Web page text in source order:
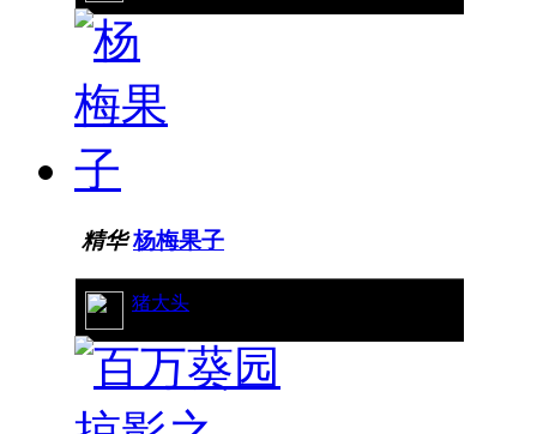
精华 杨梅果子
猪大头